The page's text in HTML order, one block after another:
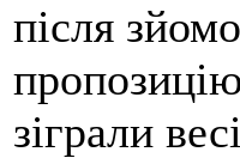
після
зіграли